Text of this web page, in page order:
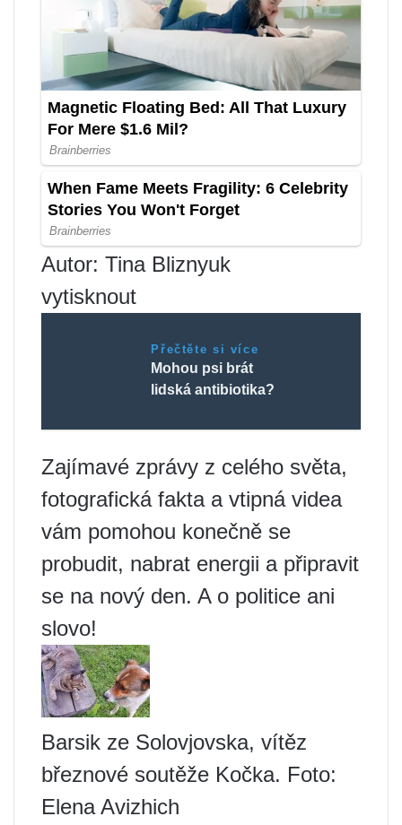
Autor: Tina Bliznyuk
vytisknout
Přečtěte si více
Mohou psi brát
lidská antibiotika?
Zajímavé zprávy z celého světa,
fotografická fakta a vtipná videa
vám pomohou konečně se
probudit, nabrat energii a připravit
se na nový den. A o politice ani
slovo!
Barsik ze Solovjovska, vítěz
březnové soutěže Kočka. Foto:
Elena Avizhich